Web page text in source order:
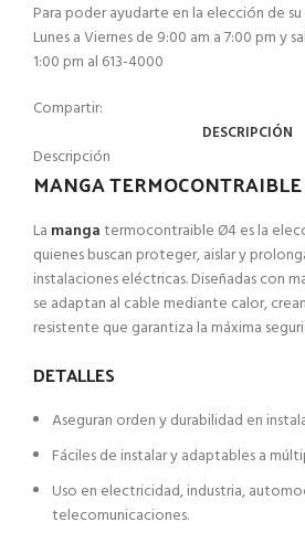
Para poder ayudarte en la elección de
Lunes a Viernes de 9:00 am a 7:00 pm y
1:00 pm al 613-4000
Compartir:
DESCRIPCIÓN
Descripción
MANGA
La mangatermocontraible Ø4 es la
quienes buscan proteger, aislar y
instalaciones eléctricas. Diseñadas con
se adaptan al cable mediante calor,
resistente que garantiza la máxima
DETALLES
Aseguran orden y durabilidad en
Fáciles de instalar y adaptables a
Uso en electricidad, industria,
telecomunicaciones.